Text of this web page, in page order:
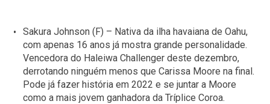
Sakura Johnson (F) – Nativa da ilha havaiana de Oahu,
com apenas 16 anos já mostra grande personalidade.
Vencedora do Haleiwa Challenger deste dezembro,
derrotando ninguém menos que Carissa Moore na final.
Pode já fazer história em 2022 e se juntar a Moore
como a mais jovem ganhadora da Tríplice Coroa.